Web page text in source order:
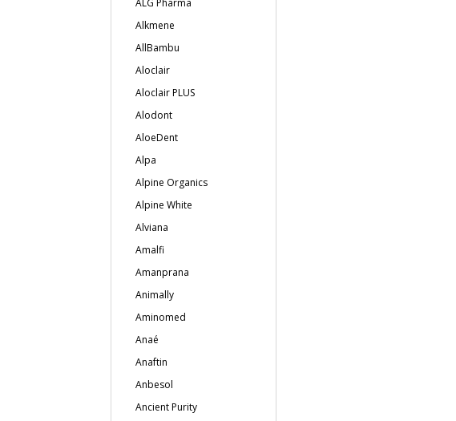
Alkmene
AllBambu
Aloclair
Aloclair PLUS
Alodont
AloeDent
Alpa
Alpine Organics
Alpine White
Alviana
Amalfi
Amanprana
Animally
Aminomed
Anaé
Anaftin
Anbesol
Ancient Purity